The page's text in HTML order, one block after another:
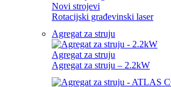
Novi strojevi
Rotacijski građevinski laser
Agregat za struju
Agregat za struju
Agregat za struju – 2.2kW